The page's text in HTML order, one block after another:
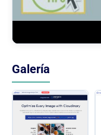
Galería